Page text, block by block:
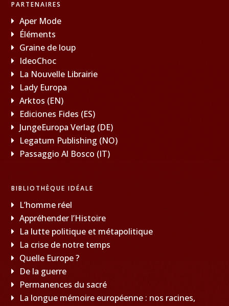
PARTENAIRES
Aper Mode
Éléments
Graine de loup
IdeoChoc
La Nouvelle Librairie
Lady Europa
Arktos (EN)
Ediciones Fides (ES)
JungeEuropa Verlag (DE)
Legatum Publishing (NO)
Passaggio Al Bosco (IT)
BIBLIOTHÈQUE IDÉALE
L’homme réel
Appréhender l’Histoire
La lutte politique et métapolitique
La crise de notre temps
Quelle Europe ?
De la guerre
Permanences du sacré
La longue mémoire européenne : nos racines,